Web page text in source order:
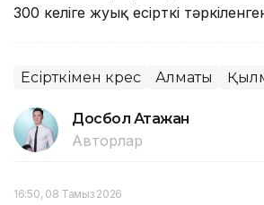
300 келіге жуық есірткі
Есірткімен күрес Алматы
Досбол Атажан
Авторлар
16:50, 08 Тамыз 2026